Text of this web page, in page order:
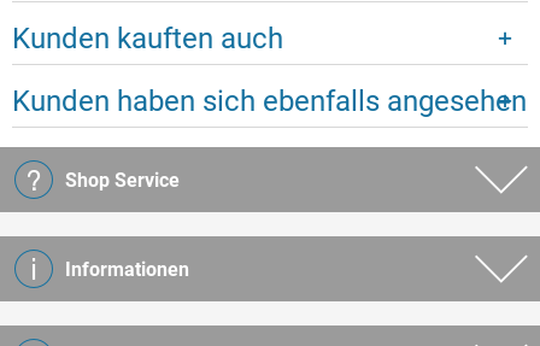
Kunden kauften auch
Kunden haben sich ebenfalls angesehen
Shop Service
Informationen